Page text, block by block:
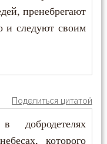
пренебрегают
и следуют своим
Поделиться цитатой
добродетелях
которого